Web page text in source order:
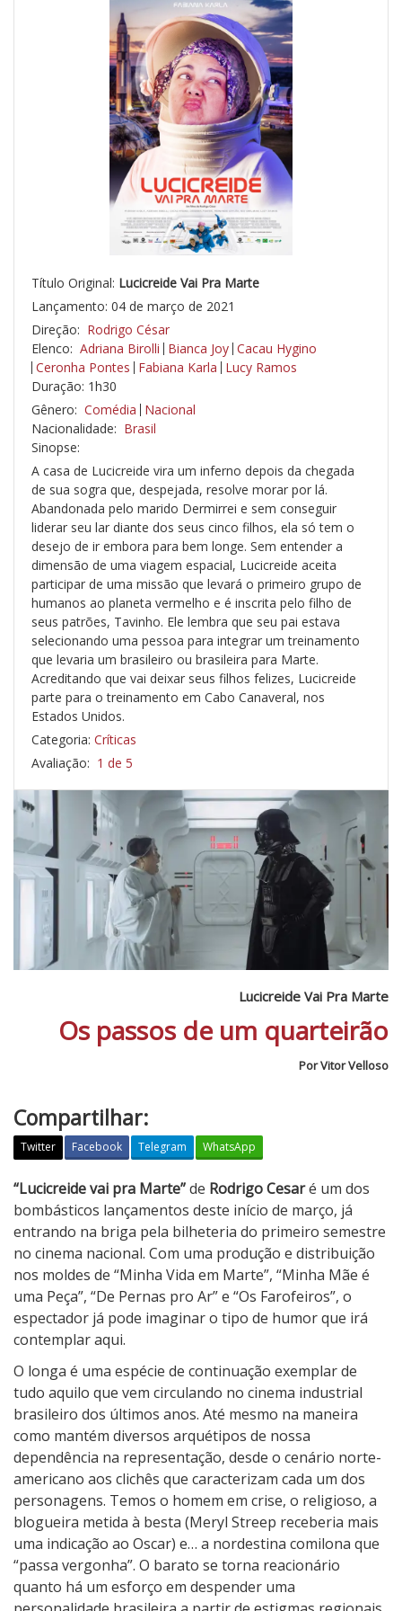
Título Original: Lucicreide Vai Pra Marte
Lançamento: 04 de março de 2021
Direção: Rodrigo César
Elenco: Adriana Birolli Bianca Joy Cacau Hygino
Ceronha Pontes Fabiana Karla Lucy Ramos
Duração: 1h30
Gênero: Comédia Nacional
Nacionalidade: Brasil
Sinopse:
A casa de Lucicreide vira um inferno depois da chegada
de sua sogra que, despejada, resolve morar por lá.
Abandonada pelo marido Dermirrei e sem conseguir
liderar seu lar diante dos seus cinco filhos, ela só tem o
desejo de ir embora para bem longe. Sem entender a
dimensão de uma viagem espacial, Lucicreide aceita
participar de uma missão que levará o primeiro grupo de
humanos ao planeta vermelho e é inscrita pelo filho de
seus patrões, Tavinho. Ele lembra que seu pai estava
selecionando uma pessoa para integrar um treinamento
que levaria um brasileiro ou brasileira para Marte.
Acreditando que vai deixar seus filhos felizes, Lucicreide
parte para o treinamento em Cabo Canaveral, nos
Estados Unidos.
Categoria: Críticas
Avaliação: 1 de 5
Lucicreide Vai Pra Marte
Os passos de um quarteirão
Por Vitor Velloso
Compartilhar:
Twitter Facebook Telegram WhatsApp
L
u
c
i
c
r
e
i
e
V
a
i
P
r
a
M
a
t
“Lucicreide vai pra Marte”de Rodrigo Cesaré um dos
bombásticos lançamentos deste início de março, já
entrando na briga pela bilheteria do primeiro semestre
no cinema nacional. Com uma produção e distribuição
nos moldes de “Minha Vida em Marte”, “Minha Mãe é
uma Peça”, “De Pernas pro Ar” e “Os Farofeiros”, o
espectador já pode imaginar o tipo de humor que irá
contemplar aqui.
O longa é uma espécie de continuação exemplar de
tudo aquilo que vem circulando no cinema industrial
brasileiro dos últimos anos. Até mesmo na maneira
como mantém diversos arquétipos de nossa
dependência na representação, desde o cenário norte-
americano aos clichês que caracterizam cada um dos
personagens. Temos o homem em crise, o religioso, a
blogueira metida à besta (Meryl Streep receberia mais
uma indicação ao Oscar) e… a nordestina comilona que
“passa vergonha”. O barato se torna reacionário
quanto há um esforço em despender uma